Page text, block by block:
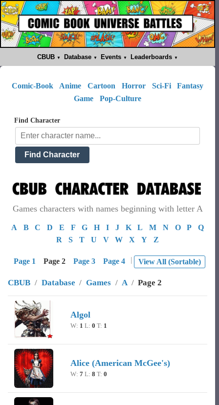
CBUB Database Events Leaderboards
Comic-Book Anime Cartoon Horror Sci-Fi
Fantasy
Game
Pop-Culture
Find Character
Games characters with names beginning with letter A
A B C D E F G H I J K L M N O P
Q
R
S T U V W X Y Z
Page 1 Page 2 Page 3 Page 4 | View All (Sortable)
CBUB / Database / Games / A / Page 2
Image Character Name
Algol
W: 1 L: 0 T: 1
Alice (American McGee's)
W: 7L: 8 T: 0